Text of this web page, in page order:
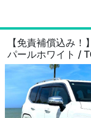
【免責補償込み
パールホワイト /